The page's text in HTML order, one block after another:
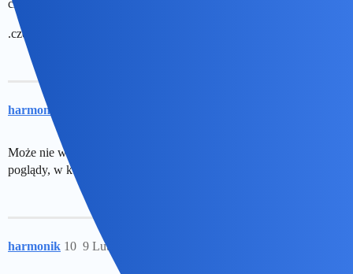
czynnika tekstylnego, panują wręcz tropikalne warunki.
.czego tu nie rozumić?
harmonik
Może nie większą, niż przeciętni ludzie. Ale cenię mieć swoje
poglądy, w których mam więcej racji, niż cała oszukująca nauka.
harmonik 9 Luty 2022 18:05
10